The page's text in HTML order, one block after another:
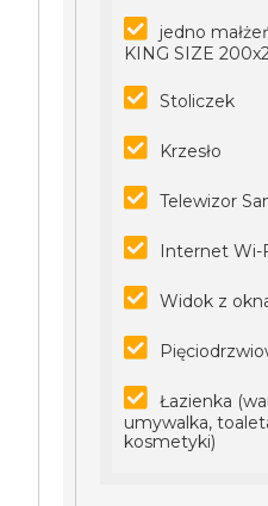
jedno
KING SIZE
Stoliczek
Krzesło
Telewizor
Internet Wi-
Widok z
Łazienka
umywalka,
kosmetyki)